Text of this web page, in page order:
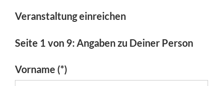
Veranstaltung einreichen
Seite 1 von 9: Angaben zu Deiner Person
Vorname (*)